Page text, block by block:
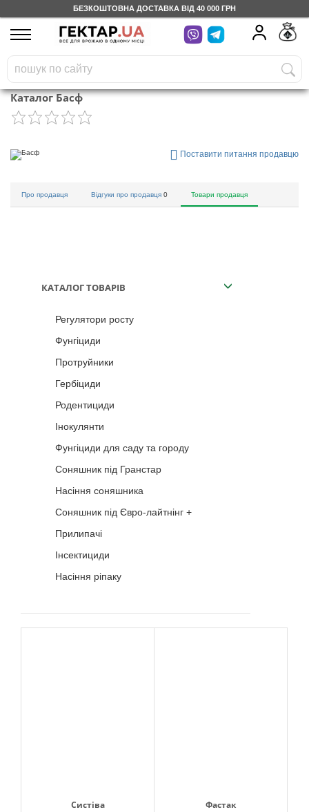
БЕЗКОШТОВНА ДОСТАВКА ВІД 40 000 ГРН
UA
На вашому
бонусному рахунку
грн
Безкоштовно по Україні
Щоденник
Відгуки
Помічник
0 800 203
по Україні
+38 (096) 733
Каталог Басф
Поставити питання продавцю
Про продавця Відгуки про продавця 0 Товари продавця
КАТАЛОГ ТОВАРІВ
Регулятори росту
Фунгіциди
Протруйники
Гербіциди
Родентициди
Інокулянти
Фунгіциди для саду та городу
Соняшник під Гранстар
Насіння соняшника
Соняшник під Євро-лайтнінг +
Прилипачі
Інсектициди
Насіння ріпаку
Систіва Фастак